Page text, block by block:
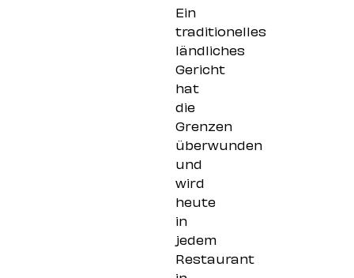
Ein
traditionelles
ländliches
Gericht
hat
die
Grenzen
überwunden
und
wird
heute
in
jedem
Restaurant